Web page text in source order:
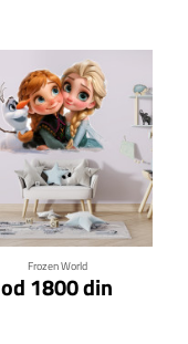
Frozen World
od 1800 din
Klikni za detalje